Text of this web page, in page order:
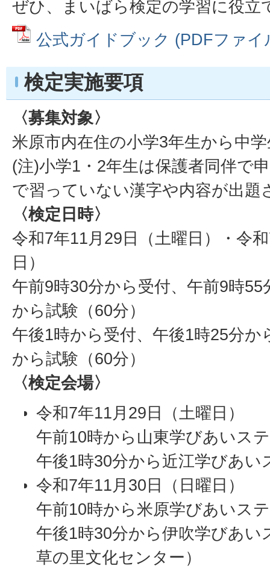
ぜひ、まいばら検定の学習に役立
公式ガイドブック (PDFファイ
検定実施要項
〈募集対象〉
米原市内在住の小学3年生から中
(注)小学1・2年生は保護者同伴で
で習っていない漢字や内容が出題
〈検定日時〉
令和7年11月29日（土曜日）・令
日）
午前9時30分から受付、午前9時55
から試験（60分）
午後1時から受付、午後1時25分か
から試験（60分）
〈検定会場〉
令和7年11月29日（土曜日）
午前10時から山東学びあいス
午後1時30分から近江学びあい
令和7年11月30日（日曜日）
午前10時から米原学びあいス
午後1時30分から伊吹学びあい
草の里文化センター）